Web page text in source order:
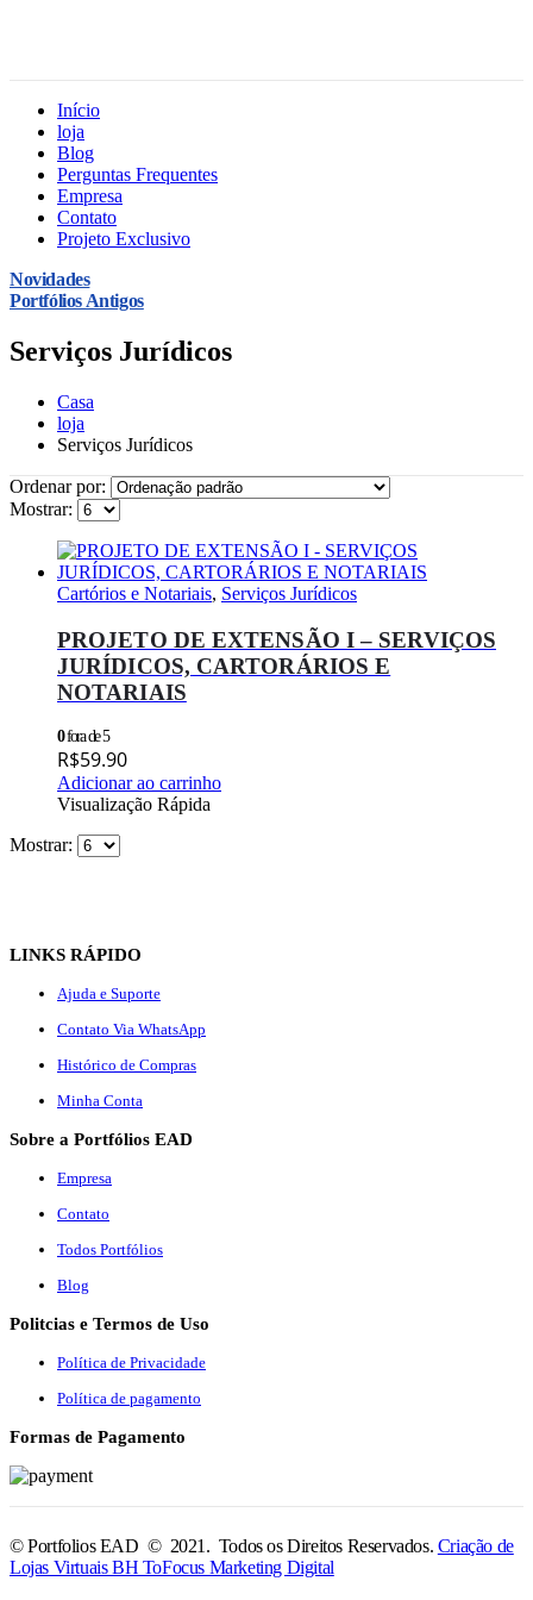
Início
loja
Blog
Perguntas Frequentes
Empresa
Contato
Projeto Exclusivo
Novidades
Portfólios Antigos
Serviços Jurídicos
Casa
loja
Serviços Jurídicos
Ordenar por:
Mostrar:
Cartórios e Notariais, Serviços Jurídicos
PROJETO DE EXTENSÃO I – SERVIÇOS
JURÍDICOS, CARTORÁRIOS E
NOTARIAIS
0fora de 5
R$59.90
Adicionar ao carrinho
Visualização Rápida
Mostrar:
LINKS RÁPIDO
Ajuda e Suporte
Contato Via WhatsApp
Histórico de Compras
Minha Conta
Sobre a Portfólios EAD
Empresa
Contato
Todos Portfólios
Blog
Politcias e Termos de Uso
Política de Privacidade
Política de pagamento
Formas de Pagamento
© Portfolios EAD © 2021. Todos os Direitos Reservados. Criação de
Lojas Virtuais BH ToFocus Marketing Digital